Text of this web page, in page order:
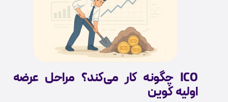
ICO چگونه کار می‌کند؟ مراحل عرضه
اولیه کوین